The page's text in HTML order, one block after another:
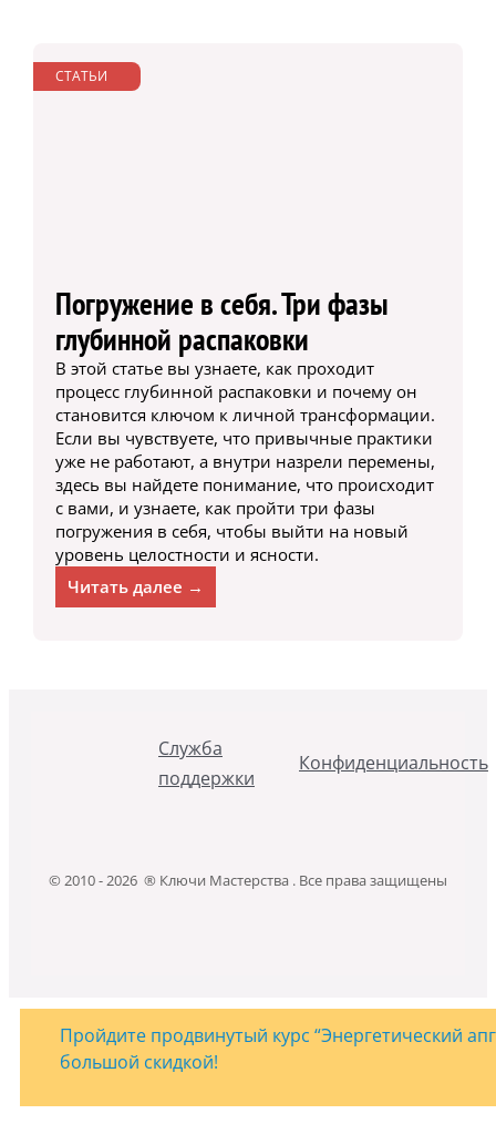
СТАТЬИ
Погружение в себя. Три фазы
глубинной распаковки
В этой статье вы узнаете, как проходит
процесс глубинной распаковки и почему он
становится ключом к личной трансформации.
Если вы чувствуете, что привычные практики
уже не работают, а внутри назрели перемены,
здесь вы найдете понимание, что происходит
с вами, и узнаете, как пройти три фазы
погружения в себя, чтобы выйти на новый
уровень целостности и ясности.
Читать далее →
Служба
поддержки
Конфиденциальность
© 2010 - 2026 ® Ключи Мастерства . Все права защищены
Пройдите продвинутый курс “Энергетический
большой скидкой!